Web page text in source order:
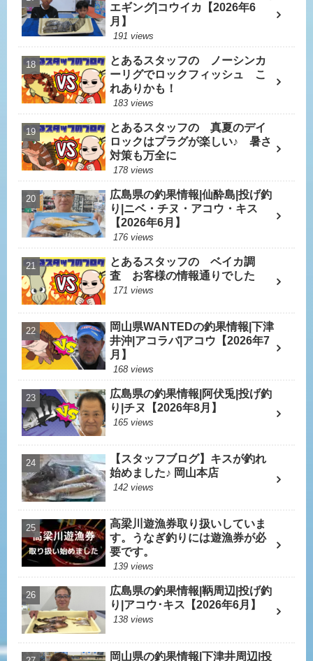
エギング|コウイカ【2026年6
月】
191 views
とあるスタッフの ノーシンカ
ーリグでロックフィッシュ こ
れありかも！
183 views
とあるスタッフの 真夏のデイ
ロックはプラグが楽しい♪ 暑さ
対策も万全に
178 views
広島県の釣果情報|仙酔島|投げ釣
り|ニベ・チヌ・アコウ・キス
【2026年6月】
176 views
とあるスタッフの ベイカ調
査 お客様の情報通りでした
171 views
岡山県WANTEDの釣果情報|下津
井沖|アコラバ|アコウ【2026年7
月】
168 views
広島県の釣果情報|阿伏兎|投げ釣
り|チヌ【2026年8月】
165 views
【スタッフブログ】キスが釣れ
始めました♪ 岡山本店
142 views
高梁川遊漁券取り扱いしていま
す。うなぎ釣りには遊漁券が必
要です。
139 views
広島県の釣果情報|鞆周辺|投げ釣
り|アコウ･キス【2026年6月】
138 views
岡山県の釣果情報|下津井周辺|投